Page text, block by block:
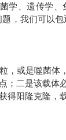
学、遗传学
，我们可以包
或是噬菌
二是该载
阳隆克隆